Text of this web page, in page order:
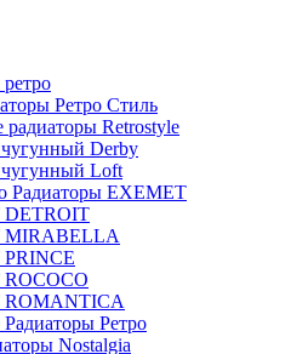
Ретро Стиль
Retrostyle
чугунный Derby
чугунный Loft
Радиаторы EXEMET
MIRABELLA
ROMANTICA
Ретро
Nostalgia